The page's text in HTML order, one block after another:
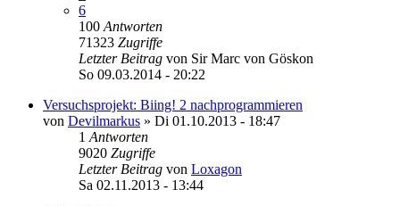
6
100 Antworten
71323 Zugriffe
Letzter Beitrag von Sir Marc von Göskon
So 09.03.2014 - 20:22
Versuchsprojekt: Biing! 2 nachprogrammieren
von Devilmarkus » Di 01.10.2013 - 18:47
1 Antworten
9020 Zugriffe
Letzter Beitrag von Loxagon
Sa 02.11.2013 - 13:44